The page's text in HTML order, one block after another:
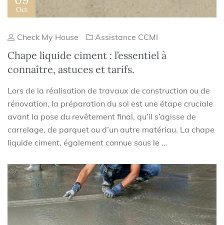
Oct
Check My House Assistance CCMI
Chape liquide ciment : l’essentiel à
connaître, astuces et tarifs.
Lors de la réalisation de travaux de construction ou de
rénovation, la préparation du sol est une étape cruciale
avant la pose du revêtement final, qu’il s’agisse de
carrelage, de parquet ou d’un autre matériau. La chape
liquide ciment, également connue sous le ...